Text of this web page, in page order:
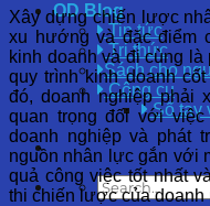
OD Blog
Tin tức
Tri thức
Sách cho
Công cụ
Sổ tay
Xây dựng chiến lược
xu hướng và đặc điểm
kinh doanh và đi cùng
quy trình kinh doanh
đó, doanh nghiệp phải
quan trọng đối với
doanh nghiệp và phát
nguồn nhân lực gắn với
quả công việc tốt nhất
thi chiến lược của doanh